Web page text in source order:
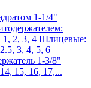
1-1/4"
1, 2, 3, 4 Шлицевые:
3, 4, 5, 6
1-3/8"
15, 16, 17,...